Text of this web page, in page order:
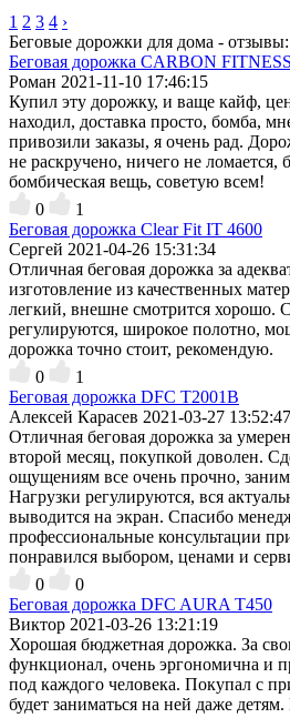
1 2 3 4 ›
Беговые дорожки для дома - отзывы:
Беговая дорожка CARBON
Роман 2021-11-10 17:46:15
Купил эту дорожку, и ваще кайф,
находил, доставка просто, бомба,
привозили заказы, я очень рад.
не раскручено, ничего не
бомбическая вещь, советую всем!
0
1
Беговая дорожка Clear Fit IT 4600
Сергей 2021-04-26 15:31:34
Отличная беговая дорожка за
изготовление из качественных
легкий, внешне смотрится хорошо.
регулируются, широкое полотно,
дорожка точно стоит, рекомендую.
0
1
Беговая дорожка DFC T2001B
Алексей Карасев 2021-03-27 13:52:47
Отличная беговая дорожка за
второй месяц, покупкой доволен.
ощущениям все очень прочно,
Нагрузки регулируются, вся
выводится на экран. Спасибо
профессиональные консультации
понравился выбором, ценами и
0
0
Беговая дорожка DFC AURA T450
Виктор 2021-03-26 13:21:19
Хорошая бюджетная дорожка. За
функционал, очень эргономична и
под каждого человека. Покупал с
будет заниматься на ней даже